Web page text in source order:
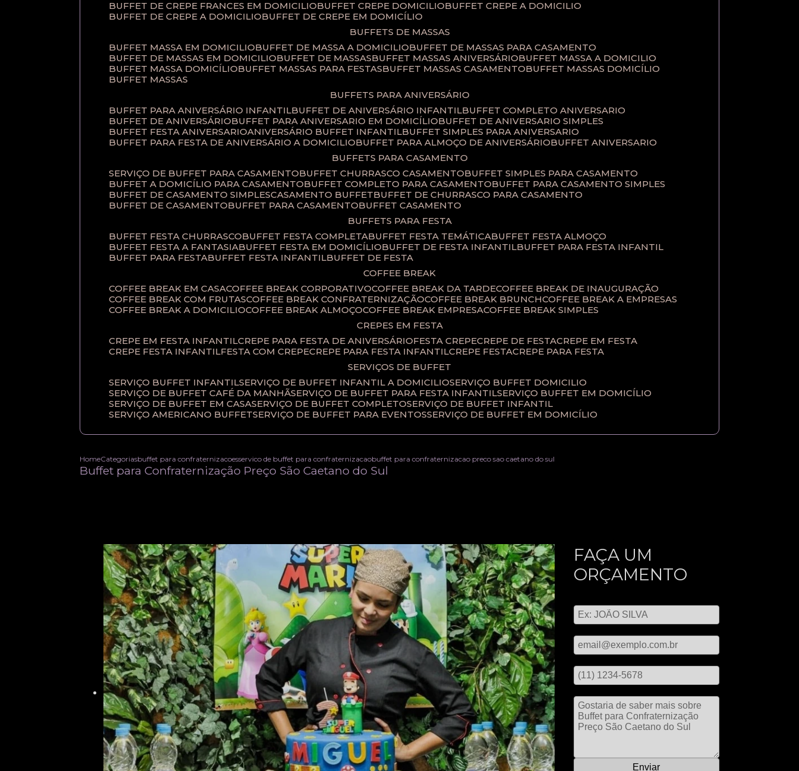
BUFFET DE CREPE FRANCES EM DOMICILIO
BUFFET CREPE DOMICILIO
BUFFET CREPE A DOMICILIO
BUFFET DE CREPE A DOMICILIO
BUFFET DE CREPE EM DOMICÍLIO
BUFFETS DE MASSAS
BUFFET MASSA EM DOMICILIO
BUFFET DE MASSA A DOMICILIO
BUFFET DE MASSAS PARA CASAMENTO
BUFFET DE MASSAS EM DOMICILIO
BUFFET DE MASSAS BUFFET MASSAS ANIVERSÁRIO
BUFFET MASSA A DOMICILIO
BUFFET MASSA DOMICÍLIO
BUFFET MASSAS PARA FESTAS BUFFET MASSAS CASAMENTO
BUFFET MASSAS DOMICÍLIO
BUFFET MASSAS
BUFFETS PARA ANIVERSÁRIO
BUFFET PARA ANIVERSÁRIO INFANTIL
BUFFET DE ANIVERSÁRIO INFANTIL
BUFFET COMPLETO ANIVERSARIO
BUFFET DE ANIVERSÁRIO
BUFFET PARA ANIVERSARIO EM DOMICÍLIO
BUFFET DE ANIVERSARIO SIMPLES
BUFFET FESTA ANIVERSARIO
ANIVERSÁRIO BUFFET INFANTIL
BUFFET SIMPLES PARA ANIVERSARIO
BUFFET PARA FESTA DE ANIVERSÁRIO A DOMICILIO
BUFFET PARA ALMOÇO DE ANIVERSÁRIO
BUFFET ANIVERSARIO
BUFFETS PARA CASAMENTO
SERVIÇO DE BUFFET PARA CASAMENTO
BUFFET CHURRASCO CASAMENTO
BUFFET SIMPLES PARA CASAMENTO
BUFFET A DOMICÍLIO PARA CASAMENTO
BUFFET COMPLETO PARA CASAMENTO
BUFFET PARA CASAMENTO SIMPLES
BUFFET DE CASAMENTO SIMPLES CASAMENTO BUFFET
BUFFET DE CHURRASCO PARA CASAMENTO
BUFFET DE CASAMENTO
BUFFET PARA CASAMENTO
BUFFET CASAMENTO
BUFFETS PARA FESTA
BUFFET FESTA CHURRASCO
BUFFET FESTA COMPLETA BUFFET FESTA TEMÁTICA
BUFFET FESTA ALMOÇO
BUFFET FESTA A FANTASIA
BUFFET FESTA EM DOMICÍLIO BUFFET DE FESTA INFANTIL
BUFFET PARA FESTA INFANTIL
BUFFET PARA FESTA
BUFFET FESTA INFANTIL
BUFFET DE FESTA
COFFEE BREAK
COFFEE BREAK EM CASA COFFEE BREAK CORPORATIVO COFFEE BREAK DA TARDE COFFEE BREAK DE INAUGURAÇÃO
COFFEE BREAK COM FRUTAS COFFEE BREAK CONFRATERNIZAÇÃO COFFEE BREAK BRUNCH COFFEE BREAK A EMPRESAS
COFFEE BREAK A DOMICILIO COFFEE BREAK ALMOÇO COFFEE BREAK EMPRESA COFFEE BREAK SIMPLES
CREPES EM FESTA
CREPE EM FESTA INFANTIL
CREPE PARA FESTA DE ANIVERSÁRIO FESTA CREPE CREPE DE FESTA
CREPE EM FESTA
CREPE FESTA INFANTIL FESTA COM CREPE CREPE PARA FESTA INFANTIL CREPE FESTA
CREPE PARA FESTA
SERVIÇOS DE BUFFET
SERVIÇO BUFFET INFANTIL SERVIÇO DE BUFFET INFANTIL A DOMICILIO SERVIÇO BUFFET DOMICILIO
SERVIÇO DE BUFFET CAFÉ DA MANHÃ SERVIÇO DE BUFFET PARA FESTA INFANTIL SERVIÇO BUFFET EM DOMICÍLIO
SERVIÇO DE BUFFET EM CASA SERVIÇO DE BUFFET COMPLETO SERVIÇO DE BUFFET INFANTIL
SERVIÇO AMERICANO BUFFET SERVIÇO DE BUFFET PARA EVENTOS SERVIÇO DE BUFFET EM DOMICÍLIO
HomeCategoriasbuffet para confraternizacoesservico de buffet para confraternizacaobuffet para confraternizacao preco sao caetano do sul
Buffet para Confraternização Preço São Caetano do Sul
FAÇA UM
ORÇAMENTO